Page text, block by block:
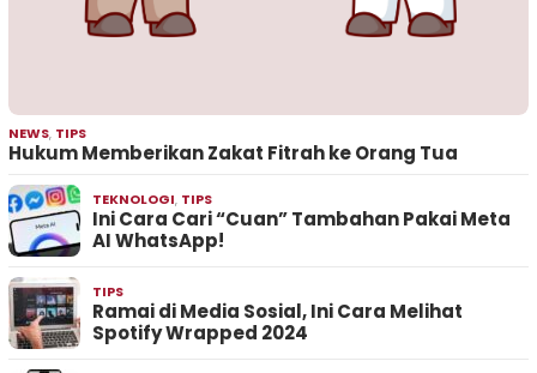
NEWS, TIPS
Hukum Memberikan Zakat Fitrah ke Orang Tua
TEKNOLOGI, TIPS
Ini Cara Cari “Cuan” Tambahan Pakai Meta
AI WhatsApp!
TIPS
Ramai di Media Sosial, Ini Cara Melihat
Spotify Wrapped 2024